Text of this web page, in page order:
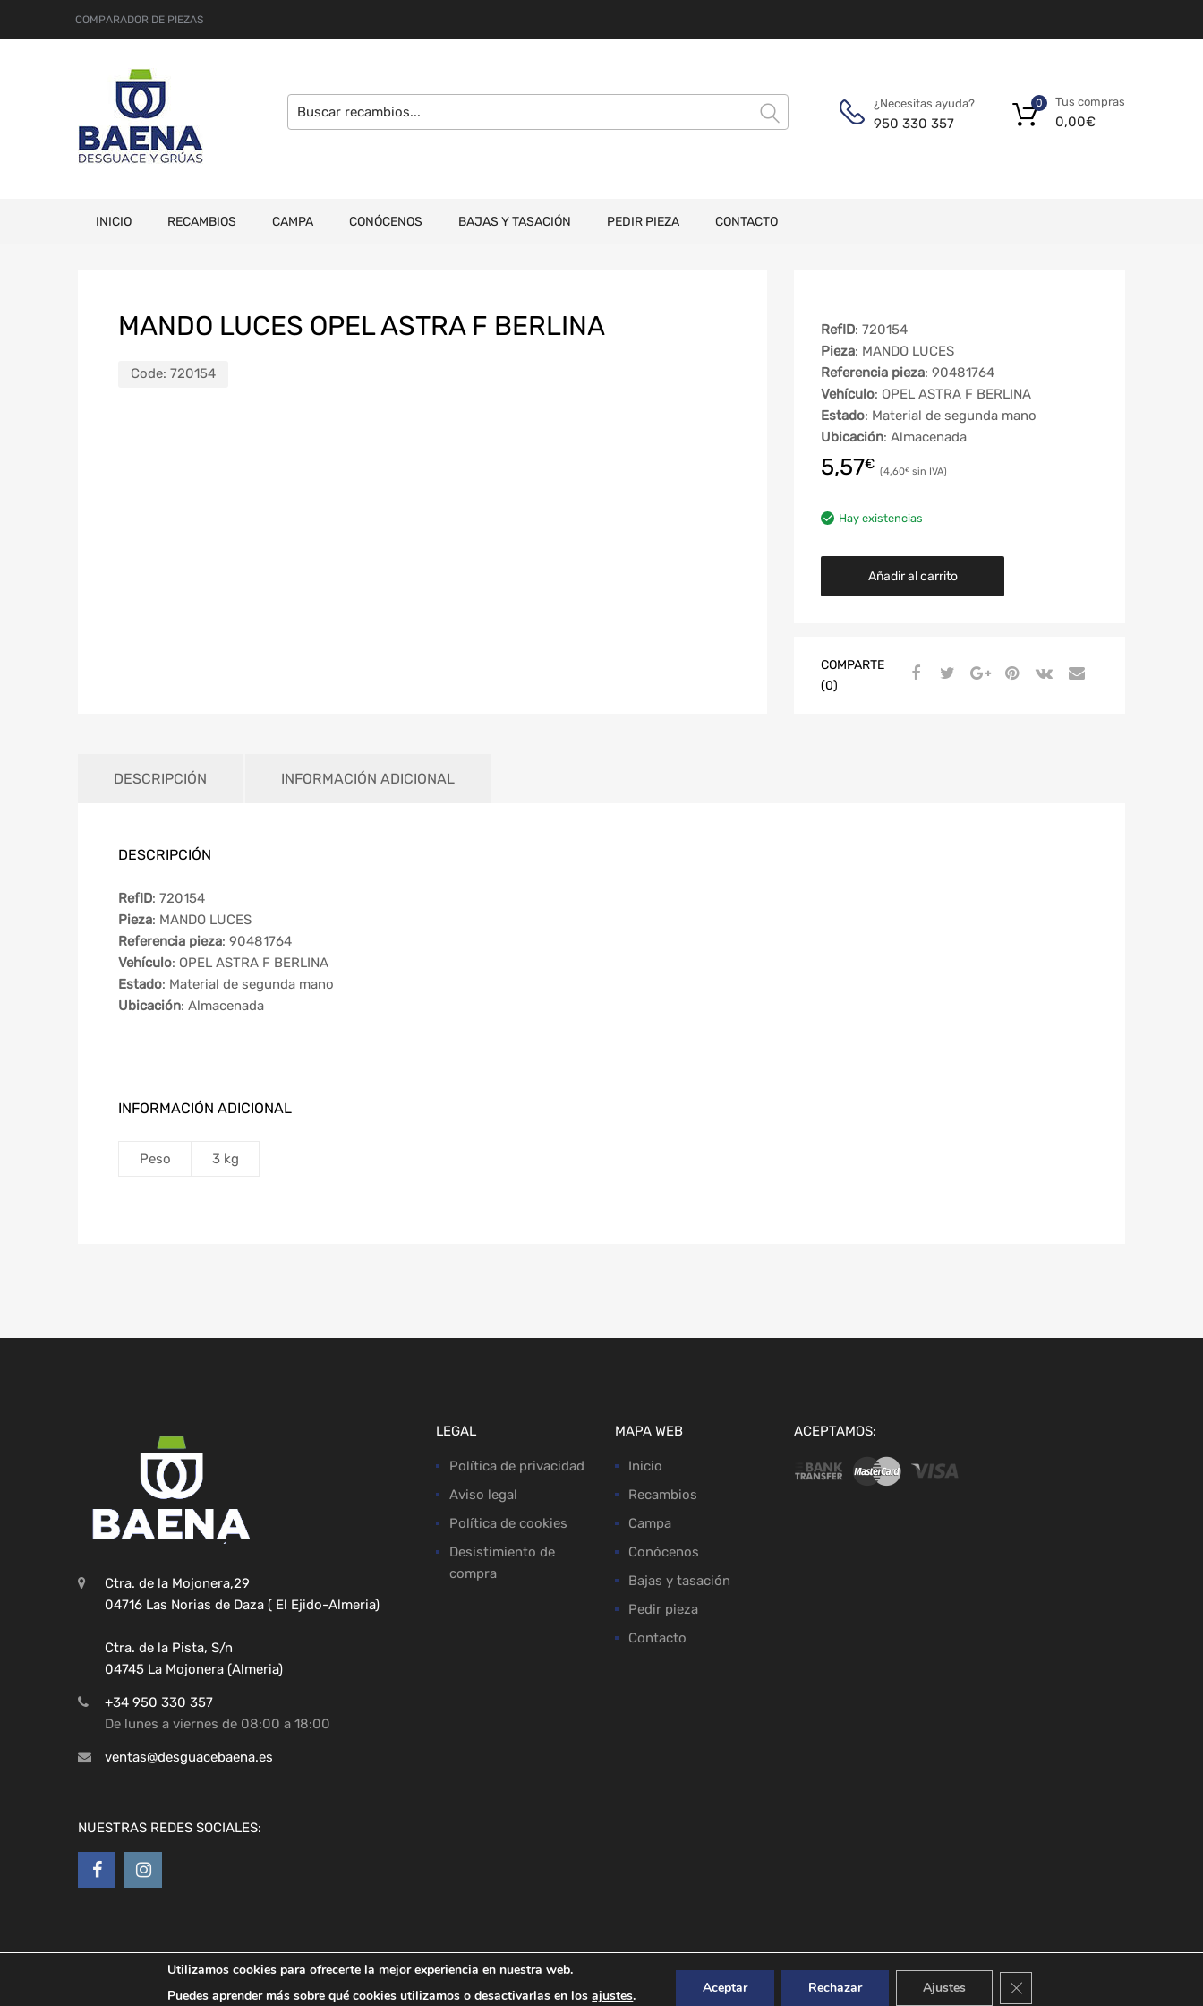
COMPARADOR DE PIEZAS
¿Necesitas ayuda?
950 330 357
Tus compras
0,00€
0
INICIO RECAMBIOS CAMPA CONÓCENOS BAJAS Y TASACIÓN PEDIR PIEZA CONTACTO
MANDO LUCES OPEL ASTRA F BERLINA
Code: 720154
RefID: 720154
Pieza: MANDO LUCES
Referencia pieza: 90481764
Vehículo: OPEL ASTRA F BERLINA
Estado: Material de segunda mano
Ubicación: Almacenada
5,57€ 4,60€
Hay existencias
Añadir al carrito
COMPARTE
(0)
DESCRIPCIÓN INFORMACIÓN ADICIONAL
DESCRIPCIÓN
RefID: 720154
Pieza: MANDO LUCES
Referencia pieza: 90481764
Vehículo: OPEL ASTRA F BERLINA
Estado: Material de segunda mano
Ubicación: Almacenada
INFORMACIÓN ADICIONAL
Peso 3 kg
Ctra. de la Mojonera,29
04716 Las Norias de Daza ( El Ejido-Almeria)
Ctra. de la Pista, S/n
04745 La Mojonera (Almeria)
+34 950 330 357
De lunes a viernes de 08:00 a 18:00
ventas@desguacebaena.es
NUESTRAS REDES SOCIALES:
LEGAL
Política de privacidad
Aviso legal
Política de cookies
Desistimiento de
compra
MAPA WEB
Inicio
Recambios
Campa
Conócenos
Bajas y tasación
Pedir pieza
Contacto
ACEPTAMOS:
Desguaces Baena
Utilizamos cookies para ofrecerte la mejor experiencia en nuestra web.
Puedes aprender más sobre qué cookies utilizamos o desactivarlas en losajustes. Aceptar Rechazar Ajustes Cerrar el banner de cookies RGPD